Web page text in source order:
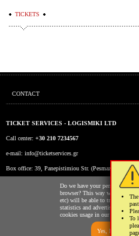
To
TICKETS
CONTACT
TICKET SERVICES - LOGISMIKI LTD
Call center: +30 210 7234567
e-mail: info@ticketservices.gr
Box office: 39, Panepistimiou Str. (Pesmazoglou Arc),
Working hours: Mon-Fri: 9am-5pmDo we have your permission to
browser? This way we and third
etc) will be able to track your
statistics and advertising
cookies usage in our website
Yes, I allow